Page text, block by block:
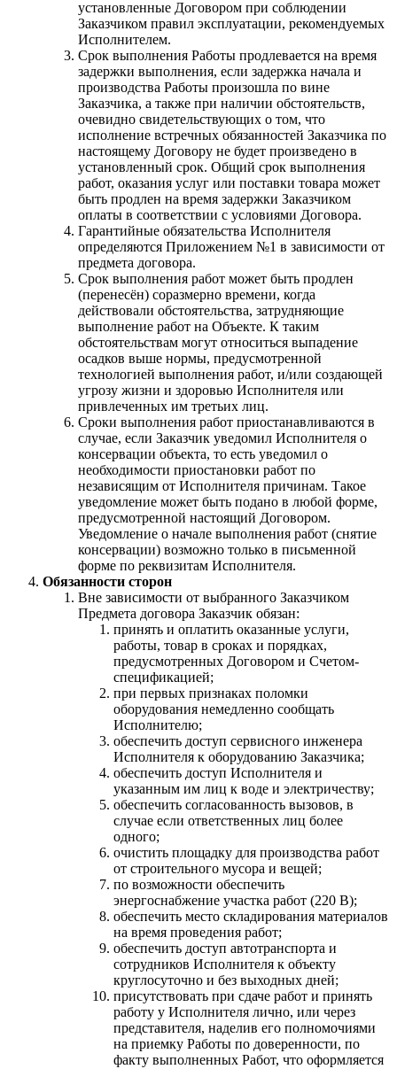
установленные Договором при соблюдении
Заказчиком правил эксплуатации, рекомендуемых
Исполнителем.
Срок выполнения Работы продлевается на время
задержки выполнения, если задержка начала и
производства Работы произошла по вине
Заказчика, а также при наличии обстоятельств,
очевидно свидетельствующих о том, что
исполнение встречных обязанностей Заказчика по
настоящему Договору не будет произведено в
установленный срок. Общий срок выполнения
работ, оказания услуг или поставки товара может
быть продлен на время задержки Заказчиком
оплаты в соответствии с условиями Договора.
Гарантийные обязательства Исполнителя
определяются Приложением №1 в зависимости от
предмета договора.
Срок выполнения работ может быть продлен
(перенесён) соразмерно времени, когда
действовали обстоятельства, затрудняющие
выполнение работ на Объекте. К таким
обстоятельствам могут относиться выпадение
осадков выше нормы, предусмотренной
технологией выполнения работ, и/или создающей
угрозу жизни и здоровью Исполнителя или
привлеченных им третьих лиц.
Сроки выполнения работ приостанавливаются в
случае, если Заказчик уведомил Исполнителя о
консервации объекта, то есть уведомил о
необходимости приостановки работ по
независящим от Исполнителя причинам. Такое
уведомление может быть подано в любой форме,
предусмотренной настоящий Договором.
Уведомление о начале выполнения работ (снятие
консервации) возможно только в письменной
форме по реквизитам Исполнителя.
Обязанности сторон
Вне зависимости от выбранного Заказчиком
Предмета договора Заказчик обязан:
принять и оплатить оказанные услуги,
работы, товар в сроках и порядках,
предусмотренных Договором и Счетом-
спецификацией;
при первых признаках поломки
оборудования немедленно сообщать
Исполнителю;
обеспечить доступ сервисного инженера
Исполнителя к оборудованию Заказчика;
обеспечить доступ Исполнителя и
указанным им лиц к воде и электричеству;
обеспечить согласованность вызовов, в
случае если ответственных лиц более
одного;
очистить площадку для производства работ
от строительного мусора и вещей;
по возможности обеспечить
энергоснабжение участка работ (220 В);
обеспечить место складирования материалов
на время проведения работ;
обеспечить доступ автотранспорта и
сотрудников Исполнителя к объекту
круглосуточно и без выходных дней;
присутствовать при сдаче работ и принять
работу у Исполнителя лично, или через
представителя, наделив его полномочиями
на приемку Работы по доверенности, по
факту выполненных Работ, что оформляется